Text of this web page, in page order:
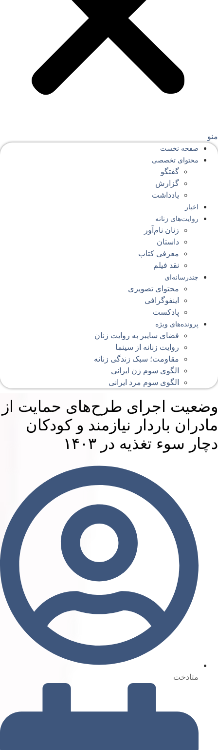
صفحه‌ نخست
محتوای‌ تخصصی
گفتگو
گزارش
یادداشت
اخبار
روایت‌های زنانه
زنان نام‌آور
داستان
معرفی کتاب
نقد فیلم
چندرسانه‌ای
محتوای تصویری
اینفوگرافی
پادکست
پرونده‌های ویژه
فضای سایبر به روایت زنان
روایت زنانه از سینما
مقاومت؛ سبک زندگی زنانه
الگوی سوم زن ایرانی
الگوی سوم مرد ایرانی
اجرای طرح‌های حمایت از
باردار نیازمند و کودکان
سوء تغذیه در ۱۴۰۳
متادخت